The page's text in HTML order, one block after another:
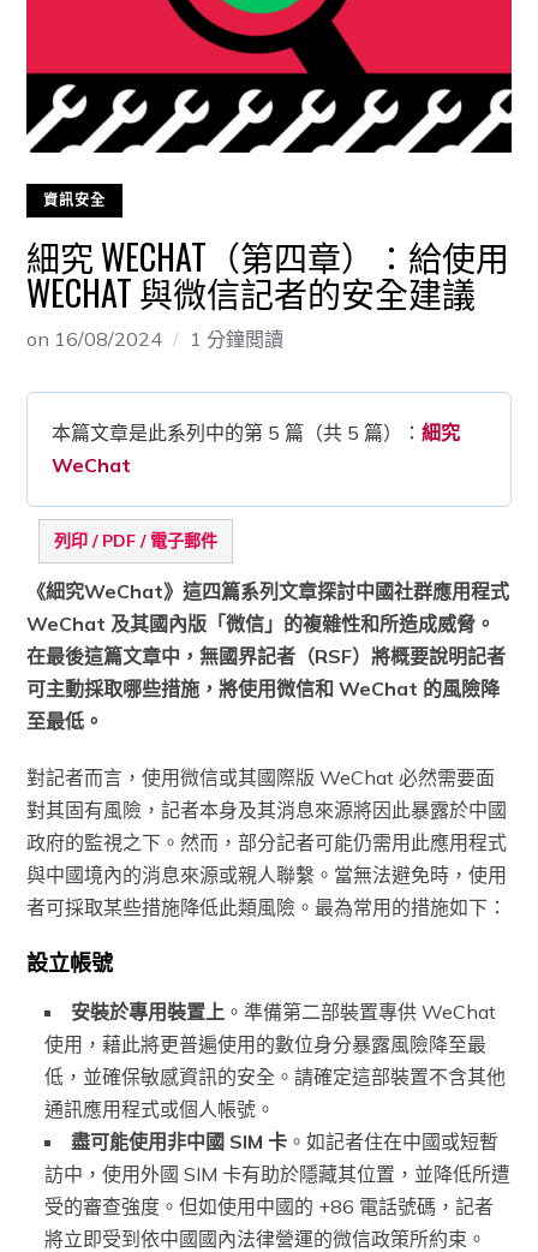
資訊安全
細究 WECHAT（第四章）：給使用
WECHAT 與微信記者的安全建議
on 16/08/2024 1 分鐘閲讀
本篇文章是此系列中的第 5 篇（共 5 篇）：細究
WeChat
列印 / PDF / 電子郵件
《細究WeChat》這四篇系列文章探討中國社群應用程式
WeChat 及其國內版「微信」的複雜性和所造成威脅。
在最後這篇文章中，無國界記者（RSF）將概要說明記者
可主動採取哪些措施，將使用微信和 WeChat 的風險降
至最低。
對記者而言，使用微信或其國際版 WeChat 必然需要面
對其固有風險，記者本身及其消息來源將因此暴露於中國
政府的監視之下。然而，部分記者可能仍需用此應用程式
與中國境內的消息來源或親人聯繫。當無法避免時，使用
者可採取某些措施降低此類風險。最為常用的措施如下：
設立帳號
安裝於專用裝置上 。準備第二部裝置專供 WeChat
使用，藉此將更普遍使用的數位身分暴露風險降至最
低，並確保敏感資訊的安全。請確定這部裝置不含其他
通訊應用程式或個人帳號。
盡可能使用非中國 SIM 卡 。如記者住在中國或短暫
訪中，使用外國 SIM 卡有助於隱藏其位置，並降低所遭
受的審查強度。但如使用中國的 +86 電話號碼，記者
將立即受到依中國國內法律營運的微信政策所約束。